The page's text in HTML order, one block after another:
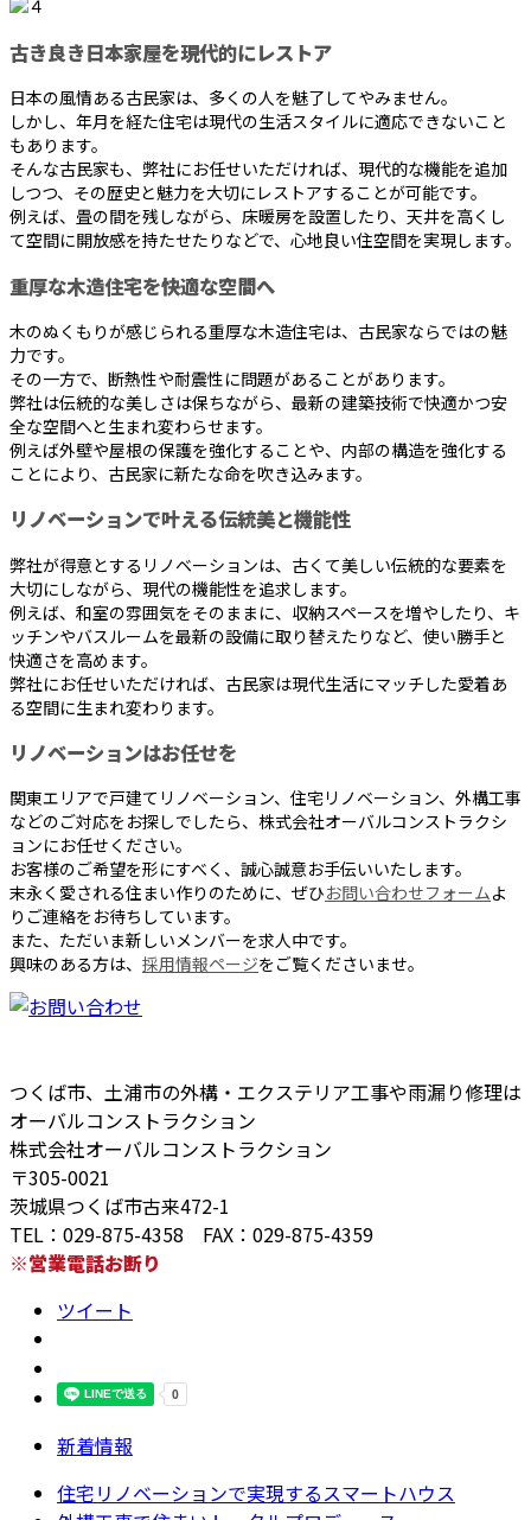
古き良き日本家屋を現代的にレストア
日本の風情ある古民家は、多くの人を魅了してやみません。
しかし、年月を経た住宅は現代の生活スタイルに適応できないこと
もあります。
そんな古民家も、弊社にお任せいただければ、現代的な機能を追加
しつつ、その歴史と魅力を大切にレストアすることが可能です。
例えば、畳の間を残しながら、床暖房を設置したり、天井を高くし
て空間に開放感を持たせたりなどで、心地良い住空間を実現します。
重厚な木造住宅を快適な空間へ
木のぬくもりが感じられる重厚な木造住宅は、古民家ならではの魅
力です。
その一方で、断熱性や耐震性に問題があることがあります。
弊社は伝統的な美しさは保ちながら、最新の建築技術で快適かつ安
全な空間へと生まれ変わらせます。
例えば外壁や屋根の保護を強化することや、内部の構造を強化する
ことにより、古民家に新たな命を吹き込みます。
リノベーションで叶える伝統美と機能性
弊社が得意とするリノベーションは、古くて美しい伝統的な要素を
大切にしながら、現代の機能性を追求します。
例えば、和室の雰囲気をそのままに、収納スペースを増やしたり、キ
ッチンやバスルームを最新の設備に取り替えたりなど、使い勝手と
快適さを高めます。
弊社にお任せいただければ、古民家は現代生活にマッチした愛着あ
る空間に生まれ変わります。
リノベーションはお任せを
関東エリアで戸建てリノベーション、住宅リノベーション、外構工事
などのご対応をお探しでしたら、株式会社オーバルコンストラクシ
ョンにお任せください。
お客様のご希望を形にすべく、誠心誠意お手伝いいたします。
末永く愛される住まい作りのために、ぜひお問い合わせフォームよ
りご連絡をお待ちしています。
また、ただいま新しいメンバーを求人中です。
興味のある方は、 採用情報ページをご覧くださいませ。
つくば市、土浦市の外構・エクステリア工事や雨漏り修理は
オーバルコンストラクション
株式会社オーバルコンストラクション
〒305-0021
茨城県つくば市古来472-1
TEL：029-875-4358 FAX：029-875-4359
※営業電話お断り
ツイート
新着情報
住宅リノベーションで実現するスマートハウス